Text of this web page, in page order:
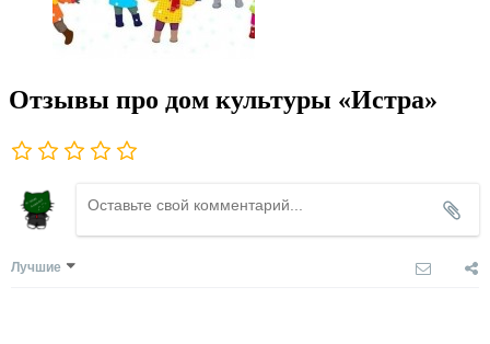
Отзывы про дом культуры «Истра»
Лучшие